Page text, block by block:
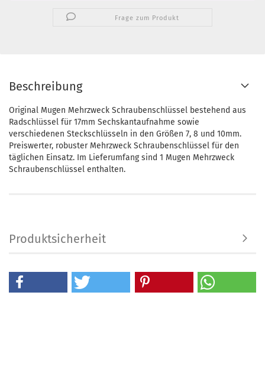
Frage zum Produkt
Beschreibung
Original Mugen Mehrzweck Schraubenschlüssel bestehend aus
Radschlüssel für 17mm Sechskantaufnahme sowie
verschiedenen Steckschlüsseln in den Größen 7, 8 und 10mm.
Preiswerter, robuster Mehrzweck Schraubenschlüssel für den
täglichen Einsatz. Im Lieferumfang sind 1 Mugen Mehrzweck
Schraubenschlüssel enthalten.
Produktsicherheit